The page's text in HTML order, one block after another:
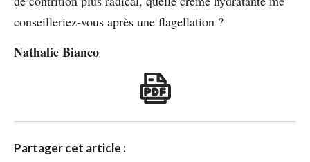
conseilleriez-vous après une flagellation ?
Nathalie Bianco
Partager cet article :